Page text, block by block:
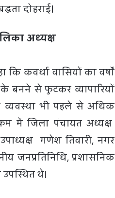
दोहराई।
अध्यक्ष
कि कवर्धा वासियों का वर्षों
बनने से फुटकर व्यापारियों
व्यवस्था भी पहले से अधिक
में जिला पंचायत अध्यक्ष
गणेश तिवारी, नगर
जनप्रतिनिधि, प्रशासनिक
थे।